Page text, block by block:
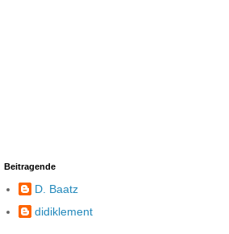
Beitragende
D. Baatz
didiklement